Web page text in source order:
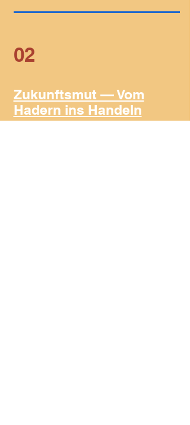
02
Zukunftsmut — Vom
Hadern ins Handeln